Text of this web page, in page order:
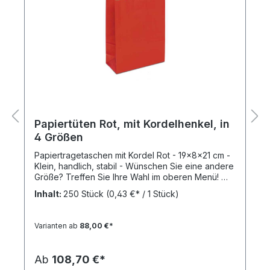
Papiertüten Rot, mit Kordelhenkel, in
4 Größen
Papiertragetaschen mit Kordel Rot - 19x8x21 cm -
Klein, handlich, stabil - Wünschen Sie eine andere
Größe? Treffen Sie Ihre Wahl im oberen Menü!
Produktspezifikation: Taschengröße: 19x8x21 cm
(= Breite x Bodenfalte x Höhe) Modell: TopTwist
16N) Henkel: Stabile gedrehte Papierkordel mit
Karton Der Preis bezieht sich jeweils auf einen
Inhalt: 250 Stück (0,43 €* / 1 Stück)
Varianten ab 88,00 €*
Ab 108,70 €*